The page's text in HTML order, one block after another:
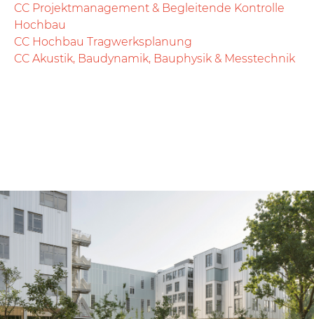
CC Projektmanagement & Begleitende Kontrolle
Hochbau
CC Hochbau Tragwerksplanung
CC Akustik, Baudynamik, Bauphysik & Messtechnik